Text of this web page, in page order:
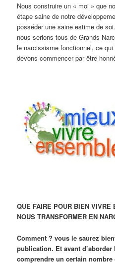
Nous construire un « moi » que
étape saine de notre
posséder une saine estime de
nous serions tous de Grands
le narcissisme fonctionnel, ce
devons commencer par être
QUE FAIRE POUR BIEN
NOUS TRANSFORMER EN
Comment ? vous le saurez
publication. Et avant
comprendre un certain